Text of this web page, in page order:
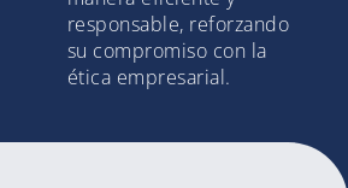
responsable, reforzando
su compromiso con la
ética empresarial.